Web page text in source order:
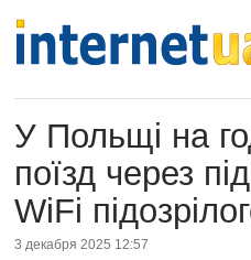
У Польщі на
поїзд через
WiFi
3 декабря 2025 12:57